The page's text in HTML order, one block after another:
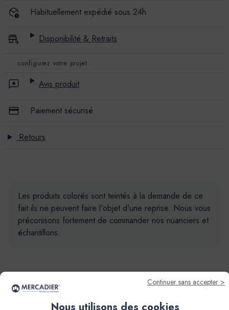
CRISTAL
CRISTAL
Habituellement expédié sous 24h
Disponibilité & Retraits
configurez votre projet
Avis produit
Paiement sécurisé
Retours
Les produits colorés sont teintés à la demande de ce
fait ils ne peuvent faire l'objet d'une reprise. Nous vous
préconisons fortement de commander nos nuanciers et
échantillons.
Continuer sans accepter >
Nous utilisons des cookies